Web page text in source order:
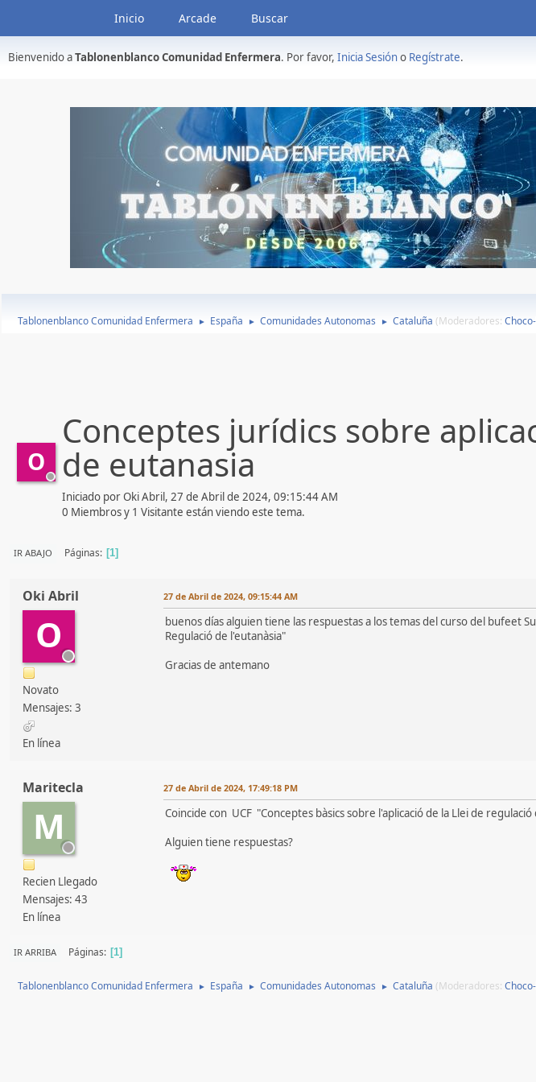
Inicio Arcade Buscar
Bienvenido aTablonenblanco Comunidad Enfermera. Por favor, Inicia Sesióno Regístrate.
Tablonenblanco Comunidad Enfermera ► España ► Comunidades Autonomas ► Cataluña (Moderadores:
O
Conceptes jurídics sobre
de eutanasia
Iniciado por Oki Abril, 27 de Abril de 2024, 09:15:44 AM
0 Miembros y 1 Visitante están viendo este tema.
IR ABAJO Páginas 1
Oki Abril
O
Novato
Mensajes: 3
En línea
27 de Abril de 2024, 09:15:44 AM
buenos días alguien tiene las respuestas a los temas del curso del bufeet
Regulació de l'eutanàsia"
Gracias de antemano
Maritecla
M
Recien Llegado
Mensajes: 43
En línea
27 de Abril de 2024, 17:49:18 PM
Coincide con UCF "Conceptes bàsics sobre l'aplicació de la Llei de regulació
Alguien tiene respuestas?
IR ARRIBA Páginas 1
Tablonenblanco Comunidad Enfermera ► España ► Comunidades Autonomas ► Cataluña (Moderadores: